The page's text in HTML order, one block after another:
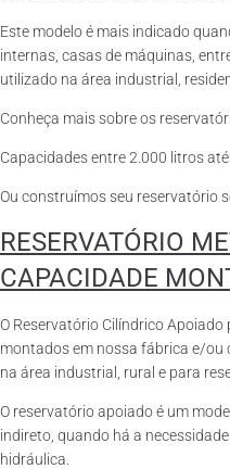
Este modelo é mais indicado
internas, casas de máquinas,
utilizado na área industrial,
Conheça mais sobre os
Capacidades entre 2.000 litros
Ou construímos seu reservatório
RESERVATÓRIO
CAPACIDADE
O Reservatório Cilíndrico
montados em nossa fábrica e/ou
na área industrial, rural e para
O reservatório apoiado é um
indireto, quando há a
hidráulica.